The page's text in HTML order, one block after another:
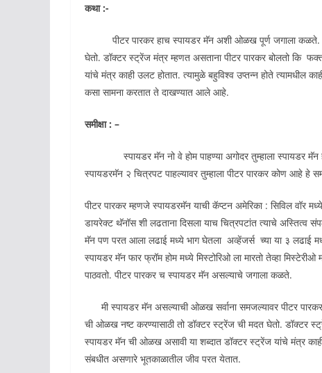
कथा :-
पीटर पारकर हाच स्पायडर मॅन अशी ओळख पूर्ण जगाला कळते.
घेतो. डॉक्टर स्ट्रेंज मंत्र म्हणत असताना पीटर पारकर बोलतो कि
यांचे मंत्र काही उलट होतात. त्यामुळे बहुविश्व उप्तन्न होते त्यामधील
कसा सामना करतात ते दाखण्यात आले आहे.
समीक्षा : –
स्पायडर मॅन नो वे होम पाहण्या अगोदर तुम्हाला स्पायडर
स्पायडरमॅन २ चित्रपट पाहल्यावर तुम्हाला पीटर पारकर कोण आहे हे
पीटर पारकर म्हणजे स्पायडरमॅन याची कॅप्टन अमेरिका : सिविल वॉर
डायरेक्ट थॅनॉस शी लढताना दिसला याच चित्रपटांत त्याचे अस्तित्व
मॅन पण परत आला लढाई मध्ये भाग घेतला अव्हेंजर्स च्या या ३ लढाई
स्पायडर मॅन फार फ्रॉम होम मध्ये मिस्टोरिओ ला मारतो तेव्हा
पाठवतो. पीटर पारकर च स्पायडर मॅन असल्याचे जगाला कळते.
मी स्पायडर मॅन असल्याची ओळख सर्वाना समजल्यावर पीटर
ची ओळख नष्ट करण्यासाठी तो डॉक्टर स्ट्रेंज ची मदत घेतो. डॉक्टर
स्पायडर मॅन ची ओळख असावी या शब्दात डॉक्टर स्ट्रेंज यांचे मंत्र
संबधीत असणारे भूतकाळातील जीव परत येतात.